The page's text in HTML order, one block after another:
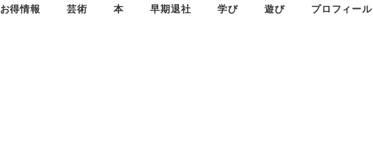
お得情報 芸術 本 早期退社 学び 遊び プロフィール